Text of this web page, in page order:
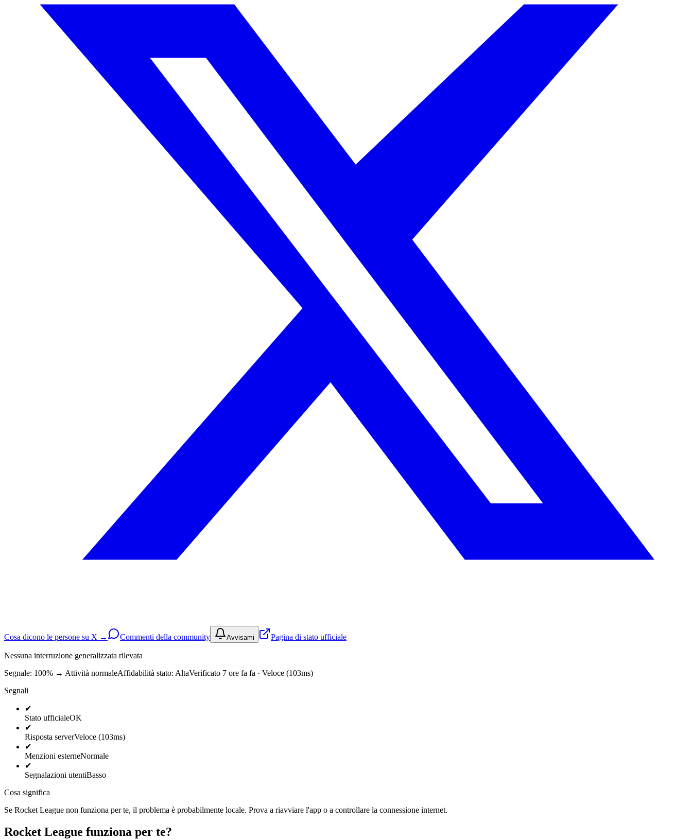
Cosa dicono le persone su X → Commenti della community Avvisami Pagina di stato ufficiale
Nessuna interruzione generalizzata rilevata
Segnale: 100% → Attività normaleAffidabilità stato: AltaVerificato 7 ore fa fa · Veloce (103ms)
Segnali
✔
Stato ufficialeOK
✔
Risposta serverVeloce (103ms)
✔
Menzioni esterneNormale
✔
Segnalazioni utentiBasso
Cosa significa
Se Rocket League non funziona per te, il problema è probabilmente locale. Prova a riavviare l'app o a controllare la connessione internet.
Rocket League funziona per te?